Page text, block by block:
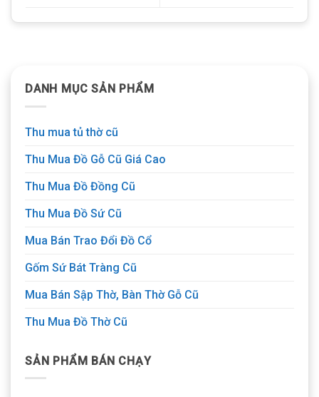
DANH MỤC SẢN PHẨM
Thu mua tủ thờ cũ
Thu Mua Đồ Gỗ Cũ Giá Cao
Thu Mua Đồ Đồng Cũ
Thu Mua Đồ Sứ Cũ
Mua Bán Trao Đổi Đồ Cổ
Gốm Sứ Bát Tràng Cũ
Mua Bán Sập Thờ, Bàn Thờ Gỗ Cũ
Thu Mua Đồ Thờ Cũ
SẢN PHẨM BÁN CHẠY